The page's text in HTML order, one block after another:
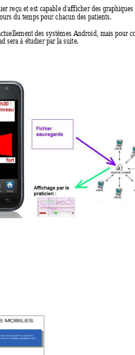
reçu et est capable d'afficher des graphiques
du temps pour chacun des patients.
des systèmes Android, mais pour
sera à étudier par la suite.